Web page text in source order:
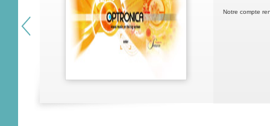
Notre compte